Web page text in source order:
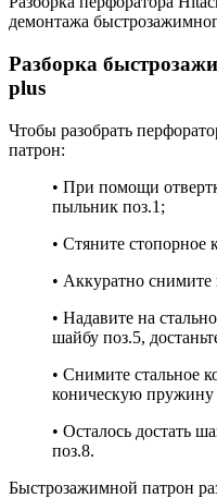
демонтажа
Разборка
plus
Чтобы разобрать
патрон:
• При помощи
пыльник поз.1;
• Стяните стопорное
• Аккуратно снимите
• Надавите на
шайбу поз.5,
• Снимите стальное
коническую пружину
• Осталось достать
поз.8.
Быстрозажимной патрон